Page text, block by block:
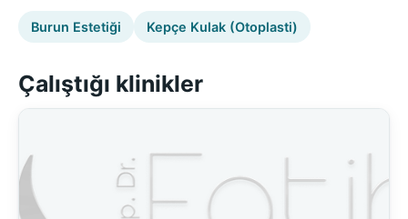
Burun Estetiği Kepçe Kulak (Otoplasti)
Çalıştığı klinikler